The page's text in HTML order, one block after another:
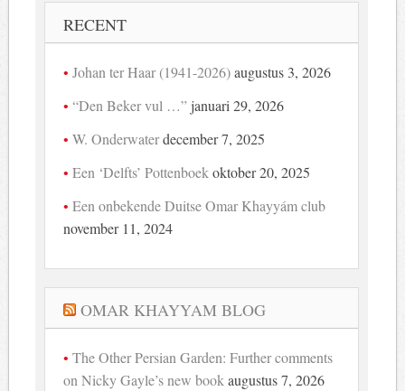
RECENT
Johan ter Haar (1941-2026) augustus 3, 2026
“Den Beker vul …” januari 29, 2026
W. Onderwaterdecember 7, 2025
Een ‘Delfts’ Pottenboek oktober 20, 2025
Een onbekende Duitse Omar Khayyám club
november 11, 2024
OMAR KHAYYAM BLOG
The Other Persian Garden: Further comments
on Nicky Gayle’s new book augustus 7, 2026